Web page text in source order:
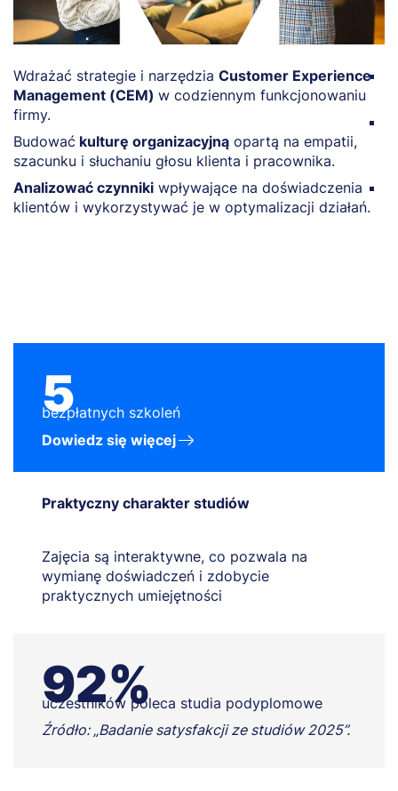
Wdrażać strategie i narzędzia Customer Experience
Management (CEM) w codziennym funkcjonowaniu
firmy.
Budować kulturę organizacyjną opartą na empatii,
szacunku i słuchaniu głosu klienta i pracownika.
Analizować czynniki wpływające na doświadczenia
klientów i wykorzystywać je w optymalizacji działań.
5
bezpłatnych szkoleń
Dowiedz się więcej
Praktyczny charakter studiów
Zajęcia są interaktywne, co pozwala na
wymianę doświadczeń i zdobycie
praktycznych umiejętności
92%
uczestników poleca studia podyplomowe
Źródło: „Badanie satysfakcji ze studiów 2025”.